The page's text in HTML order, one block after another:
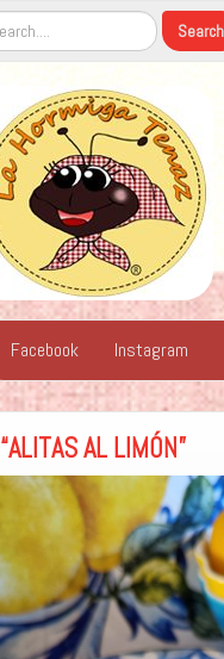
Facebook Instagram
“ALITAS AL LIMÓN”